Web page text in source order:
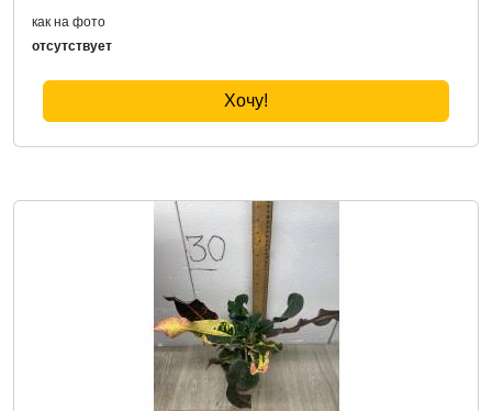
как на фото
отсутствует
Хочу!